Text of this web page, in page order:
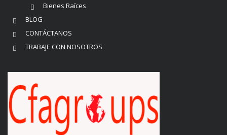
Bienes Raíces
BLOG
CONTÁCTANOS
TRABAJE CON NOSOTROS